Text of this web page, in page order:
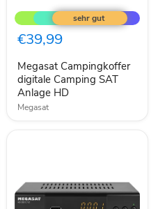
Campingkoffer
digitale
Camping
SAT
HD
€39,99
Megasat Campingkoffer
digitale Camping SAT
Anlage HD
Megasat